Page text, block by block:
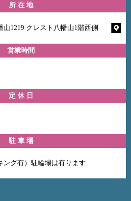
所 在 地
1219 クレスト八幡山1階西側
営業時間
定 休 日
駐 車 場
ング有）駐輪場は有ります